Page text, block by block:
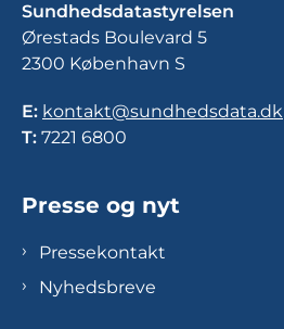
Sundhedsdatastyrelsen
Ørestads Boulevard 5
2300 København S
E: kontakt@sundhedsdata.dk
T: 7221 6800
Presse og nyt
Pressekontakt
Nyhedsbreve